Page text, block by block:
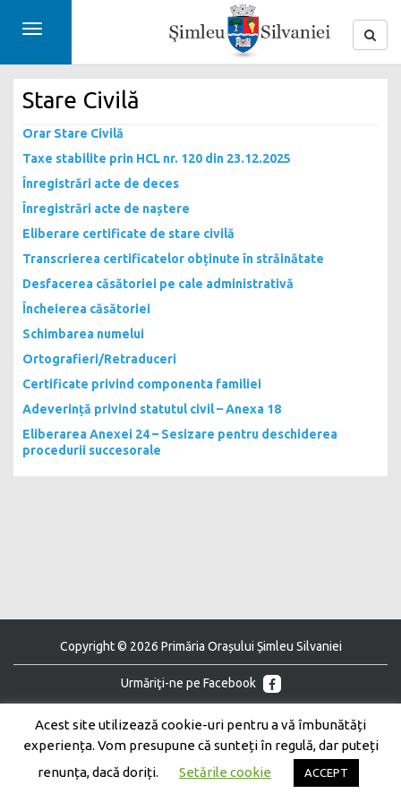
Toggle
Stare Civilă
Orar Stare Civilă
Taxe stabilite prin HCL nr. 120 din 23.12.2025
Înregistrări acte de deces
Înregistrări acte de naștere
Eliberare certificate de stare civilă
Transcrierea certificatelor obținute în străinătate
Desfacerea căsătoriei pe cale administrativă
Încheierea căsătoriei
Schimbarea numelui
Ortografieri/Retraduceri
Certificate privind componenta familiei
Adeverință privind statutul civil – Anexa 18
Eliberarea Anexei 24 – Sesizare pentru deschiderea
procedurii succesorale
Copyright © 2026 Primăria Orașului Șimleu Silvaniei
Urmăriţi-ne pe Facebook
Urmăriţi-ne pe Youtube
Acest site utilizează cookie-uri pentru a vă îmbunătăți
experiența. Vom presupune că sunteți în regulă, dar puteți
renunța, dacă doriți.
Setările cookie ACCEPT